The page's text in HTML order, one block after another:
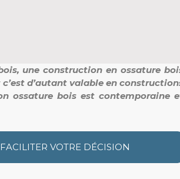
une construction en ossature
d’autant valable en
ossature bois est contemporaine
VOTRE DÉCISION